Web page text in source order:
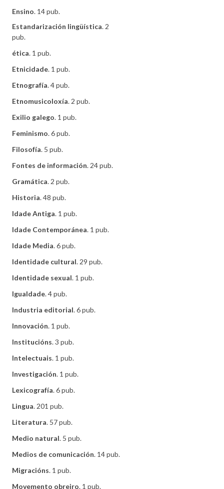
Ensino. 14 pub.
Estandarización lingüística. 2
pub.
ética. 1 pub.
Etnicidade. 1 pub.
Etnografía. 4 pub.
Etnomusicoloxía. 2 pub.
Exilio galego. 1 pub.
Feminismo. 6 pub.
Filosofía. 5 pub.
Fontes de información. 24 pub.
Gramática. 2 pub.
Historia. 48 pub.
Idade Antiga. 1 pub.
Idade Contemporánea. 1 pub.
Idade Media. 6 pub.
Identidade cultural. 29 pub.
Identidade sexual. 1 pub.
Igualdade. 4 pub.
Industria editorial. 6 pub.
Innovación. 1 pub.
Institucións. 3 pub.
Intelectuais. 1 pub.
Investigación. 1 pub.
Lexicografía. 6 pub.
Lingua. 201 pub.
Literatura. 57 pub.
Medio natural. 5 pub.
Medios de comunicación. 14 pub.
Migracións. 1 pub.
Movemento obreiro. 1 pub.